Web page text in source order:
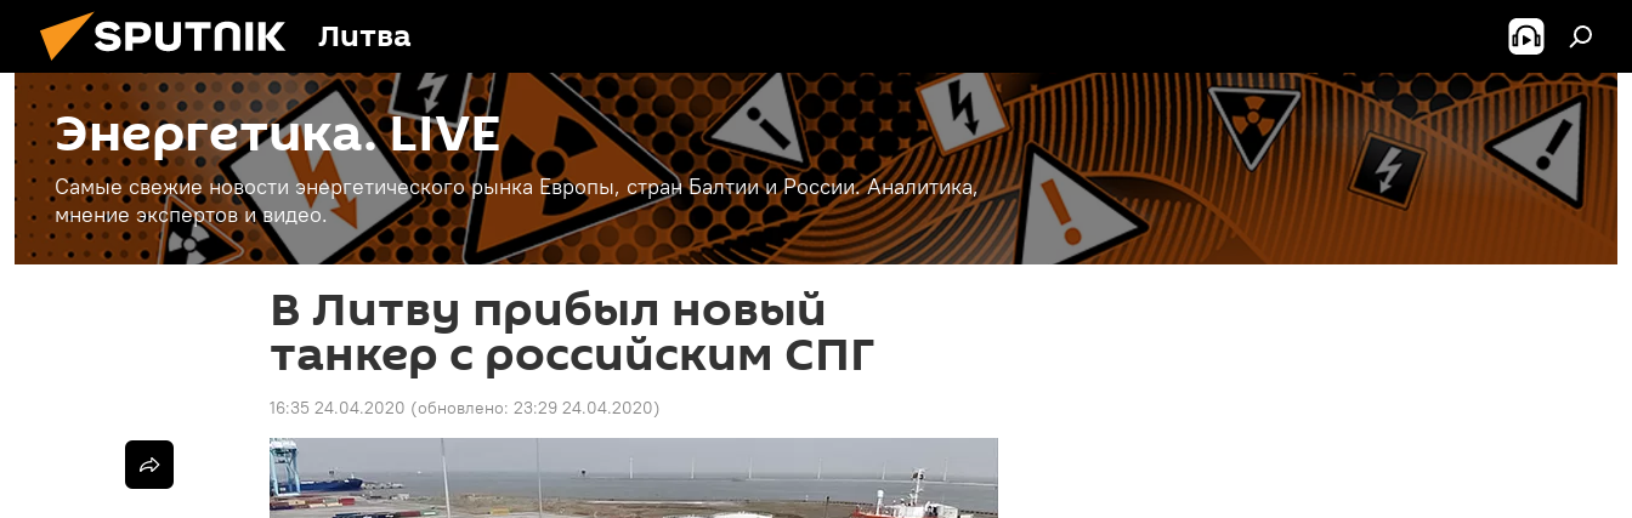
Литва
Энергетика. LIVE
Самые свежие новости энергетического рынка Европы, стран Балтии и России. Аналитика,
мнение экспертов и видео.
В Литву прибыл новый
танкер с российским СПГ
16:35 24.04.2020 (обновлено: 23:29 24.04.2020)